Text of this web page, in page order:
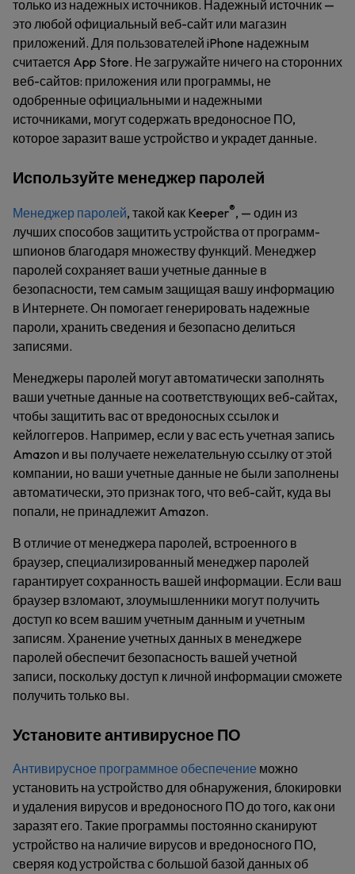
только из надежных источников. Надежный источник —
это любой официальный веб-сайт или магазин
приложений. Для пользователей iPhone надежным
считается App Store. Не загружайте ничего на сторонних
веб-сайтов: приложения или программы, не
одобренные официальными и надежными
источниками, могут содержать вредоносное ПО,
которое заразит ваше устройство и украдет данные.
Используйте менеджер паролей
Менеджер паролей, такой как Keeper®, — один из
лучших способов защитить устройства от программ-
шпионов благодаря множеству функций. Менеджер
паролей сохраняет ваши учетные данные в
безопасности, тем самым защищая вашу информацию
в Интернете. Он помогает генерировать надежные
пароли, хранить сведения и безопасно делиться
записями.
Менеджеры паролей могут автоматически заполнять
ваши учетные данные на соответствующих веб-сайтах,
чтобы защитить вас от вредоносных ссылок и
кейлоггеров. Например, если у вас есть учетная запись
Amazon и вы получаете нежелательную ссылку от этой
компании, но ваши учетные данные не были заполнены
автоматически, это признак того, что веб-сайт, куда вы
попали, не принадлежит Amazon.
В отличие от менеджера паролей, встроенного в
браузер, специализированный менеджер паролей
гарантирует сохранность вашей информации. Если ваш
браузер взломают, злоумышленники могут получить
доступ ко всем вашим учетным данным и учетным
записям. Хранение учетных данных в менеджере
паролей обеспечит безопасность вашей учетной
записи, поскольку доступ к личной информации сможете
получить только вы.
Установите антивирусное ПО
Антивирусное программное обеспечение можно
установить на устройство для обнаружения, блокировки
и удаления вирусов и вредоносного ПО до того, как они
заразят его. Такие программы постоянно сканируют
устройство на наличие вирусов и вредоносного ПО,
сверяя код устройства с большой базой данных об